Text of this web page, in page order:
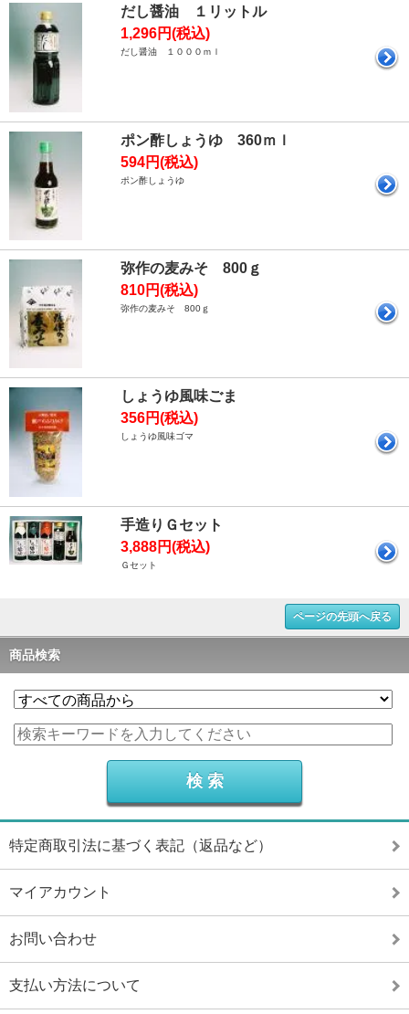
だし醤油 １リットル
1,296円(税込)
だし醤油 １０００ｍｌ
ポン酢しょうゆ 360ｍｌ
594円(税込)
ポン酢しょうゆ
弥作の麦みそ 800ｇ
810円(税込)
弥作の麦みそ 800ｇ
しょうゆ風味ごま
356円(税込)
しょうゆ風味ゴマ
手造りＧセット
3,888円(税込)
Ｇセット
ページの先頭へ戻る
商品検索
特定商取引法に基づく表記（返品など）
マイアカウント
お問い合わせ
支払い方法について